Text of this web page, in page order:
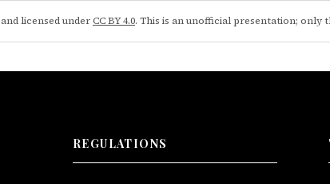
and licensed underCC BY 4.0. This is an unofficial presentation; only
REGULATIONS